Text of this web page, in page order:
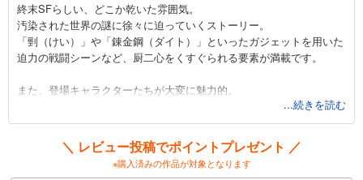
終末SFらしい、どこか乾いた雰囲気。
汚染された世界の謎に徐々に迫っていくストーリー。
「剄（けい）」や「錬金鋼（ダイト）」といったガジェットを用いた
迫力の戦闘シーンなど、厨二心をくすぐられる要素が満載です。
また、登場キャラクターたちが大変に魅力的。
武芸者として秀でた力を持ちながら、過去にとらわれ葛藤する主人
公。
彼を取り巻く「第十七小隊」のメンバーや「学園都市ツェルニ」の
面々が織りなす人間模様は、時にイライラ、時にニヤニヤ。
学園モノ好きもきっと満足！の欲張りな作品。おすすめです。
...続きを読む
＼ レビュー投稿でポイントプレゼント ／
※購入済みの作品が対象となります